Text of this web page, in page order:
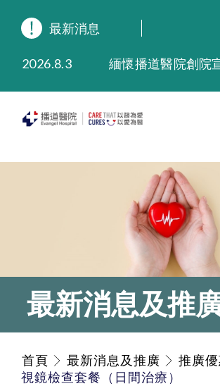
最新消息
2026.8.3
2025.9.23
2025.7.21
最新消息及推
首頁 最新消息及推廣 推廣
視鏡檢查套餐（日間治療）